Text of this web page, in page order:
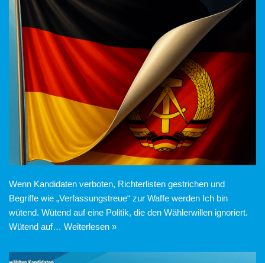
Wenn Kandidaten verboten, Richterlisten gestrichen und
Begriffe wie „Verfassungstreue“ zur Waffe werden Ich bin
wütend. Wütend auf eine Politik, die den Wählerwillen ignoriert.
Wütend auf… Weiterlesen »